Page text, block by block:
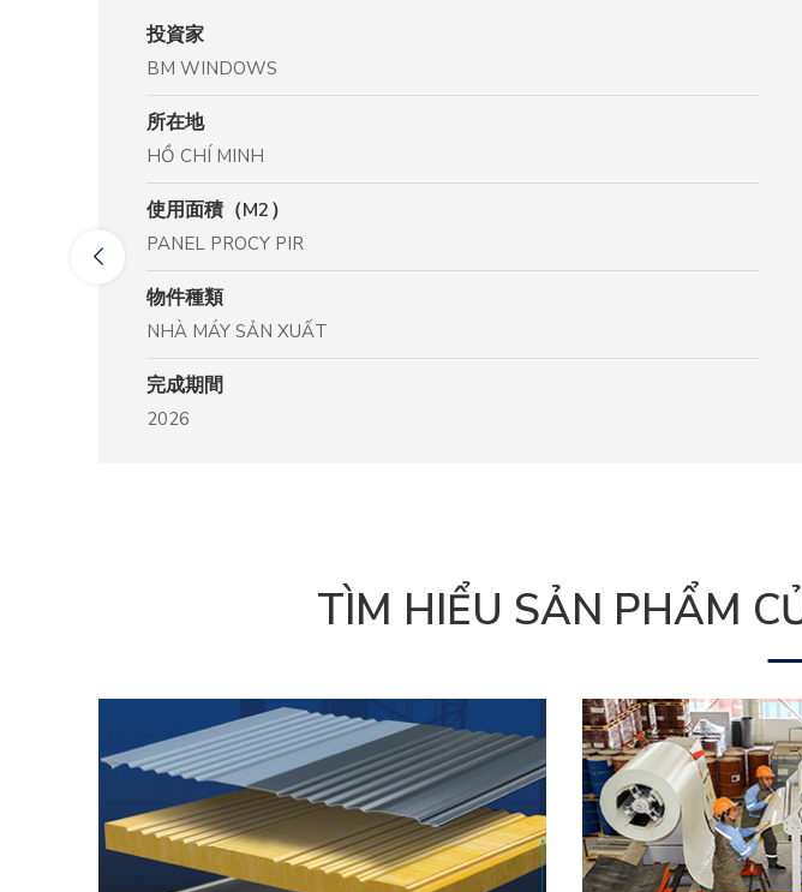
投資家
BM WINDOWS
所在地
HỒ CHÍ MINH
使用面積（M2）
PANEL PROCY PIR
物件種類
NHÀ MÁY SẢN XUẤT
完成期間
2026
投資家
NAFOODS GROUP
所在地
LONG AN
使用面積（M2）
~ 13,000 M2
物件種類
NHÀ MÁY CHẾ BIÊN NÔNG SẢN
完成期間
2026
投資家
Công ty CP Tập đoàn Thủy Sản Minh Phú
所在地
Cà Mau
使用面積（M2）
44.000 M2
物件種類
NHÀ MÁY CHẾ BIẾN THUỶ SẢN
完成期間
2026
投資家
CÔNG TY TNHH GIẦY CYPRESS
所在地
KCN WHA, NGHỆ AN
使用面積（M2）
~ 10.000m2
物件種類
NHÀ MÁY GIÀY
完成期間
2025
投資家
Công Ty TNHH Kinh Lâm
所在地
TÂY NINH
使用面積（M2）
PANEL PROCY PIR 100MM & 150MM
物件種類
NHÀ MÁY THỰC PHẨM
完成期間
2026
投資家
CÔNG TY TNHH XNK SAPO ĐỒNG THÁP
所在地
ĐỒNG THÁP
使用面積（M2）
PROCY PIR 100MM, 150MM
物件種類
KHO LẠNH THỰC PHẨM
完成期間
2026
顧客名
MCC
所在地
BẮC NINH
物件種類
NHÀ MÁY BÁN DẪN
完成期間
2026
投資家
TONLY ELECTRONICS (TCL)
所在地
KCN ĐÔNG MAI (QUẢNG NINH)
使用面積（M2）
25.000 m2
物件種類
NHÀ XƯỞNG
完成期間
2025
投資家
AN PHÁT
所在地
TÂY NINH
物件種類
CHUỒNG TRẠI
完成期間
2026
投資家
CÔNG TY TNHH CÔNG NGHIỆP BELLINTURF VIỆT NAM
所在地
TIỀN GIANG
使用面積（M2）
20.000 M2
物件種類
NHÀ XƯỞNG SẢN XUẤT
完成期間
2025
TÌM HIỂU SẢN PHẨM